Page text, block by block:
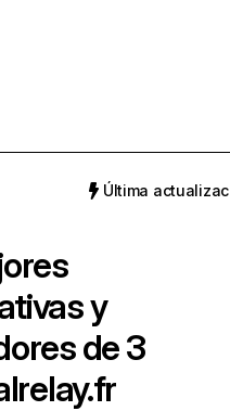
Última
y
de 3